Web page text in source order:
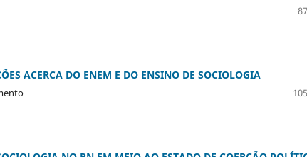
ACERCA DO ENEM E DO ENSINO DE SOCIOLOGIA